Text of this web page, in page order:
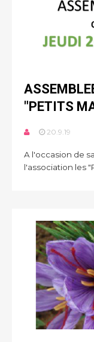
"PETITS
20.9.19
A l'occasion de
l'association les